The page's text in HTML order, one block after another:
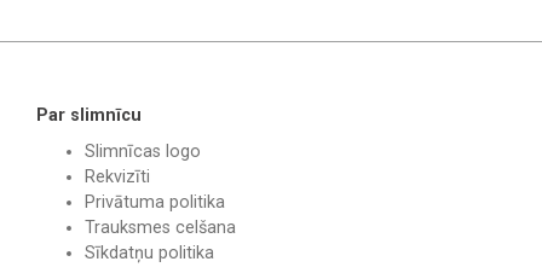
Par slimnīcu
Slimnīcas logo
Rekvizīti
Privātuma politika
Trauksmes celšana
Sīkdatņu politika